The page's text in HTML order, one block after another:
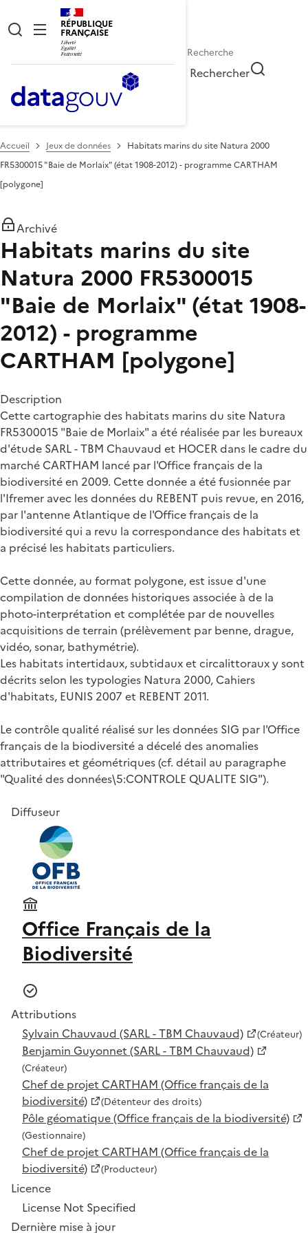
RÉPUBLIQUE
FRANÇAISE
Rechercher
Accueil Jeux de données
Habitats marins du site Natura 2000
FR5300015 "Baie de Morlaix" (état 1908-2012) - programme CARTHAM
[polygone]
Archivé
Habitats marins du site
Natura 2000 FR5300015
"Baie de Morlaix" (état 1908-
2012) - programme
CARTHAM [polygone]
Description
Cette cartographie des habitats marins du site Natura
FR5300015 "Baie de Morlaix" a été réalisée par les bureaux
d'étude SARL - TBM Chauvaud et HOCER dans le cadre du
marché CARTHAM lancé par l'Office français de la
biodiversité en 2009. Cette donnée a été fusionnée par
l'Ifremer avec les données du REBENT puis revue, en 2016,
par l'antenne Atlantique de l'Office français de la
biodiversité qui a revu la correspondance des habitats et
a précisé les habitats particuliers.
Cette donnée, au format polygone, est issue d'une
compilation de données historiques associée à de la
photo-interprétation et complétée par de nouvelles
acquisitions de terrain (prélèvement par benne, drague,
vidéo, sonar, bathymétrie).
Les habitats intertidaux, subtidaux et circalittoraux y sont
décrits selon les typologies Natura 2000, Cahiers
d'habitats, EUNIS 2007 et REBENT 2011.
Le contrôle qualité réalisé sur les données SIG par l'Office
français de la biodiversité a décelé des anomalies
attributaires et géométriques (cf. détail au paragraphe
"Qualité des données\5:CONTROLE QUALITE SIG").
Diffuseur
Office Français de la
Biodiversité
Attributions
Sylvain Chauvaud (SARL - TBM Chauvaud)
(Créateur)
Benjamin Guyonnet (SARL - TBM Chauvaud)
(Créateur)
Chef de projet CARTHAM (Office français de la
biodiversité)
(Détenteur des droits)
Pôle géomatique (Office français de la biodiversité)
(Gestionnaire)
Chef de projet CARTHAM (Office français de la
biodiversité)
(Producteur)
Licence
License Not Specified
Dernière mise à jour